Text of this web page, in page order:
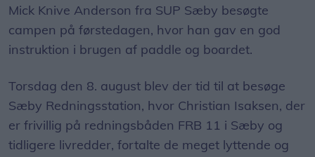
campen på førstedagen, hvor han gav en god
instruktion i brugen af paddle og boardet.
Sæby Redningsstation, hvor Christian Isaksen, der
er frivillig på redningsbåden FRB 11 i Sæby og
tidligere livredder, fortalte de meget lyttende og
interesserede deltagere om bådens funktioner og